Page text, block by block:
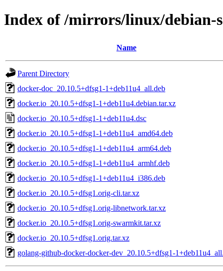
Index of /mirrors/linux/debian-
Name
Parent Directory
docker-doc_20.10.5+dfsg1-1+deb11u4_all.deb
docker.io_20.10.5+dfsg1-1+deb11u4.debian.tar.xz
docker.io_20.10.5+dfsg1-1+deb11u4.dsc
docker.io_20.10.5+dfsg1-1+deb11u4_amd64.deb
docker.io_20.10.5+dfsg1-1+deb11u4_arm64.deb
docker.io_20.10.5+dfsg1-1+deb11u4_armhf.deb
docker.io_20.10.5+dfsg1-1+deb11u4_i386.deb
docker.io_20.10.5+dfsg1.orig-cli.tar.xz
docker.io_20.10.5+dfsg1.orig-libnetwork.tar.xz
docker.io_20.10.5+dfsg1.orig-swarmkit.tar.xz
docker.io_20.10.5+dfsg1.orig.tar.xz
golang-github-docker-docker-dev_20.10.5+dfsg1-